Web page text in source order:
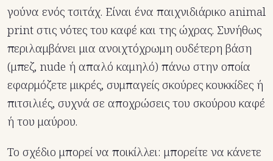
γούνα ενός τσιτάχ. Είναι ένα παιχνιδιάρικο animal
print στις νότες του καφέ και της ώχρας. Συνήθως
περιλαμβάνει μια ανοιχτόχρωμη ουδέτερη βάση
(μπεζ, nude ή απαλό καμηλό) πάνω στην οποία
εφαρμόζετε μικρές, συμπαγείς σκούρες κουκκίδες ή
πιτσιλιές, συχνά σε αποχρώσεις του σκούρου καφέ
ή του μαύρου.
Το σχέδιο μπορεί να ποικίλλει: μπορείτε να κάνετε